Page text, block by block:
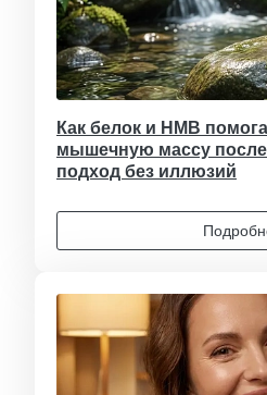
Как белок и HMB
мышечную массу
подход без иллюзий